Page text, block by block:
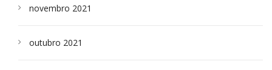
novembro 2021
outubro 2021